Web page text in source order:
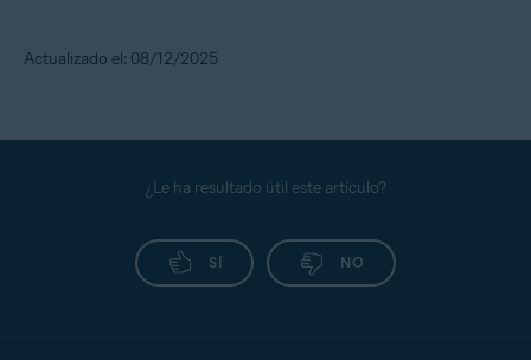
Actualizado el: 08/12/2025
¿Le ha resultado útil este artículo?
SÍ NO